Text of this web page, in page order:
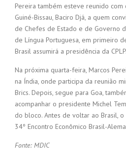
Pereira também esteve reunido
Guiné-Bissau, Baciro Djá, a quem
de Chefes de Estado e de Governo
de Língua Portuguesa, em primeiro
Brasil assumirá a presidência da CPLP.
Na próxima quarta-feira, Marcos
na Índia, onde participa da reunião
Brics. Depois, segue para Goa,
acompanhar o presidente Michel
do bloco. Antes de voltar ao Brasil,
34º Encontro Econômico Brasil-
Fonte: MDIC